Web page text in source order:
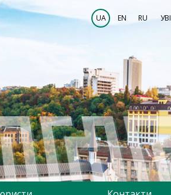
UA EN RU